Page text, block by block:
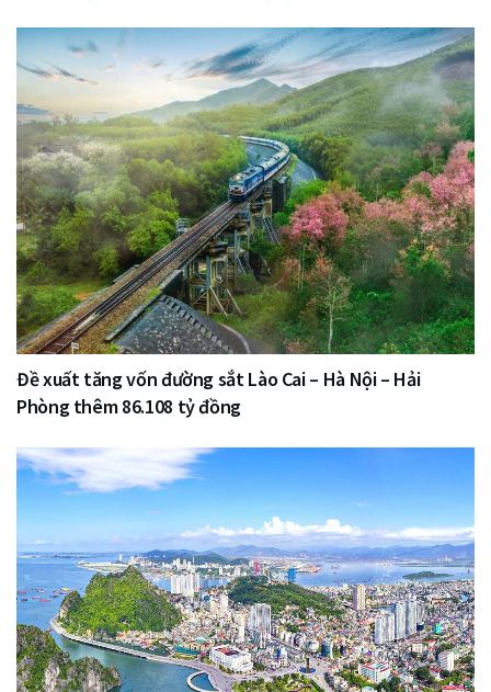
Đề xuất tăng vốn đường sắt Lào Cai – Hà Nội – Hải
Phòng thêm 86.108 tỷ đồng